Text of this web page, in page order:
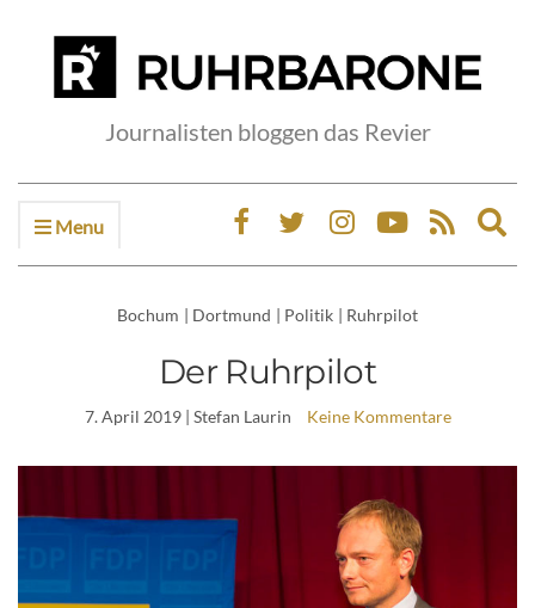
Journalisten bloggen das Revier
Menu
Bochum | Dortmund | Politik | Ruhrpilot
Der Ruhrpilot
7. April 2019| Stefan Laurin Keine Kommentare